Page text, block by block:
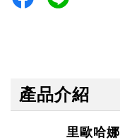
產品介紹
里歐哈